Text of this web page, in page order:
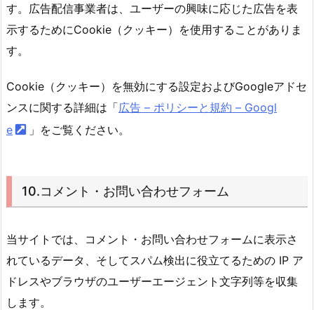
す。広告配信事業者は、ユーザーの興味に応じた広告を表
示するためにCookie（クッキー）を使用することがありま
す。
Cookie（クッキー）を無効にする設定およびGoogleアドセ
ンスに関する詳細は「広告 – ポリシーと規約 – Googl
e
」をご覧ください。
10.コメント・お問い合わせフォーム
当サイトでは、コメント・お問い合わせフォームに表示さ
れているデータ、そしてスパム検出に役立てるための IP ア
ドレスやブラウザのユーザーエージェント文字列等を収集
します。